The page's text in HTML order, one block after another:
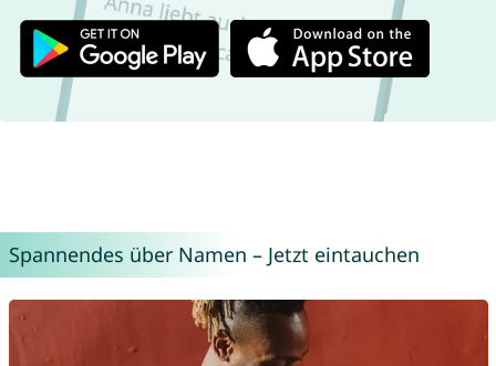
Spannendes über Namen – Jetzt eintauchen